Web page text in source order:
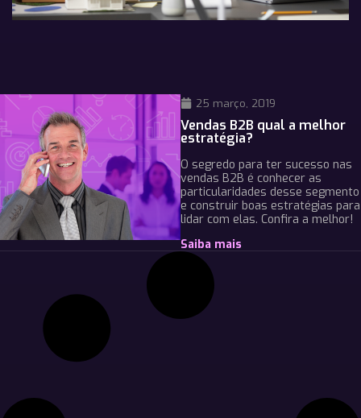
25 março, 2019
Vendas B2B qual a melhor
estratégia?
O segredo para ter sucesso nas
vendas B2B é conhecer as
particularidades desse segmento
e construir boas estratégias para
lidar com elas. Confira a melhor!
Saiba mais